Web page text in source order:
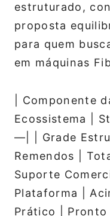
estruturado,
proposta
para quem
em máquinas
| Componente
Ecossistema |
—| | Grade
Remendos |
Suporte
Plataforma |
Prático | Pronto